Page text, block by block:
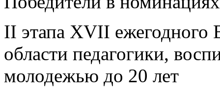
II этапа XVII ежегодного
области педагогики,
молодежью до 20 лет